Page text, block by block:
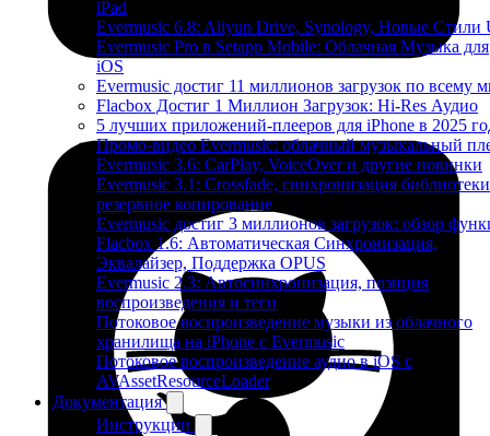
iPad
Evermusic 6.8: Aliyun Drive, Synology, Новые Стили
Evermusic Pro в Setapp Mobile: Облачная Музыка для
iOS
Evermusic достиг 11 миллионов загрузок по всему
Flacbox Достиг 1 Миллион Загрузок: Hi-Res Аудио
5 лучших приложений-плееров для iPhone в 2025
Промо-видео Evermusic: облачный музыкальный
Evermusic 3.6: CarPlay, VoiceOver и другие новинки
Evermusic 3.1: Crossfade, синхронизация
резервное копирование
Evermusic достиг 3 миллионов загрузок: обзор
Flacbox 1.6: Автоматическая Синхронизация,
Эквалайзер, Поддержка OPUS
Evermusic 2.3: Автосинхронизация, позиция
воспроизведения и теги
Потоковое воспроизведение музыки из облачного
хранилища на iPhone с Evermusic
Потоковое воспроизведение аудио в iOS с
AVAssetResourceLoader
Документация
Инструкции